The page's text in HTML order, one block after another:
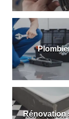
Rénovation